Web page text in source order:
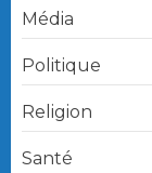
Média
Politique
Religion
Santé